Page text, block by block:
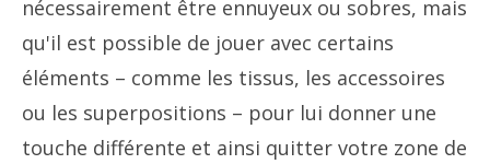
nécessairement être ennuyeux ou sobres, mais
qu'il est possible de jouer avec certains
éléments – comme les tissus, les accessoires
ou les superpositions – pour lui donner une
touche différente et ainsi quitter votre zone de